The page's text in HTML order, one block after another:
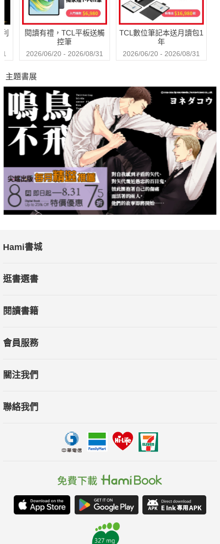
閱讀有禮，TCL平板送觸
控筆
2026/06/20 - 2026/08/31
TCL數位筆記本送月讀包1
年
2026/06/20 - 2026/08/31
主題書展
Hami書城
逛書選書
閱讀書籍
會員服務
關注我們
聯絡我們